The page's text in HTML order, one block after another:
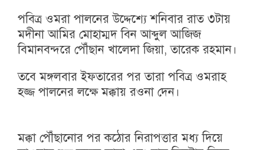
পবিত্র ওমরা পালনের উদ্দেশ্যে শনিবার রাত ৩টায়
মদীনা আমির মোহাম্মদ বিন আব্দুল আজিজ
বিমানবন্দরে পৌঁছান খালেদা জিয়া, তারেক রহমান।
তবে মঙ্গলবার ইফতারের পর তারা পবিত্র ওমরাহ
হজ্জ পালনের লক্ষে মক্কায় রওনা দেন।
মক্কা পৌঁছানোর পর কঠোর নিরাপত্তার মধ্য দিয়ে